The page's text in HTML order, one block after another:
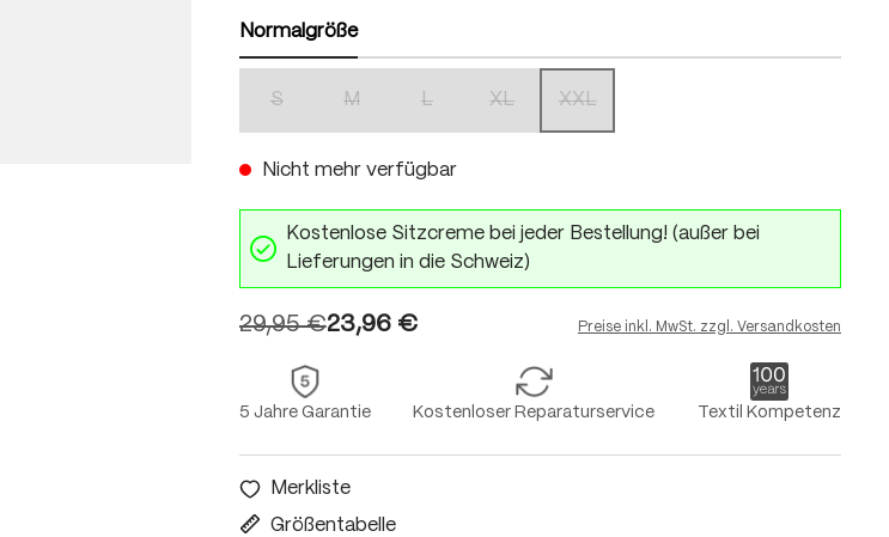
Normalgröße
S M L XL XXL
Nicht mehr verfügbar
Kostenlose Sitzcreme bei jeder Bestellung! (außer bei
Lieferungen in die Schweiz)
23,96 €
29,95 € Preise inkl. MwSt. zzgl. Versandkosten
5 Jahre Garantie Kostenloser Reparaturservice Textil Kompetenz
Merkliste
Größentabelle